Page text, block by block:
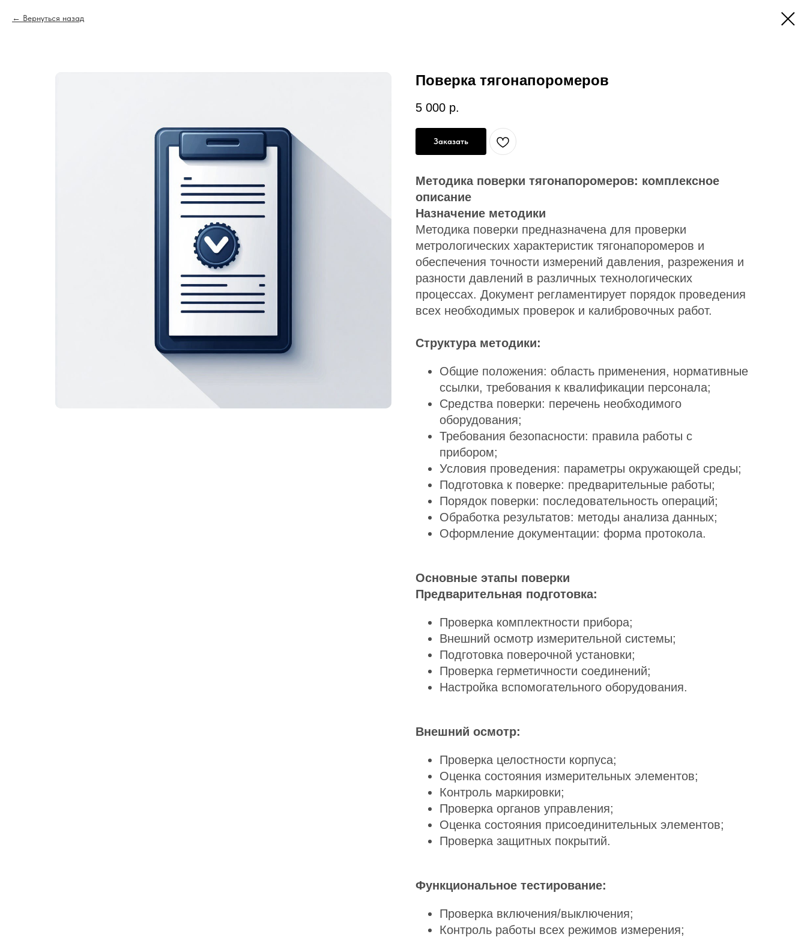
Вернуться назад
Поверка тягонапоромеров
5 000 р.
Заказать
Методика поверки тягонапоромеров: комплексное
описание
Назначение методики
Методика поверки предназначена для проверки
метрологических характеристик тягонапоромеров и
обеспечения точности измерений давления, разрежения и
разности давлений в различных технологических
процессах. Документ регламентирует порядок проведения
всех необходимых проверок и калибровочных работ.
Структура методики:
Общие положения: область применения, нормативные
ссылки, требования к квалификации персонала;
Средства поверки: перечень необходимого
оборудования;
Требования безопасности: правила работы с
прибором;
Условия проведения: параметры окружающей среды;
Подготовка к поверке: предварительные работы;
Порядок поверки: последовательность операций;
Обработка результатов: методы анализа данных;
Оформление документации: форма протокола.
Основные этапы поверки
Предварительная подготовка:
Проверка комплектности прибора;
Внешний осмотр измерительной системы;
Подготовка поверочной установки;
Проверка герметичности соединений;
Настройка вспомогательного оборудования.
Внешний осмотр:
Проверка целостности корпуса;
Оценка состояния измерительных элементов;
Контроль маркировки;
Проверка органов управления;
Оценка состояния присоединительных элементов;
Проверка защитных покрытий.
Функциональное тестирование:
Проверка включения/выключения;
Контроль работы всех режимов измерения;